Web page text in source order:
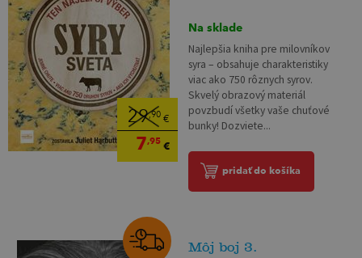
29,90€
7,95€
Na sklade
Najlepšia kniha pre milovníkov
syra – obsahuje charakteristiky
viac ako 750 rôznych syrov.
Skvelý obrazový materiál
povzbudí všetky vaše chuťové
bunky! Dozviete...
pridať do košíka
Môj boj 3.